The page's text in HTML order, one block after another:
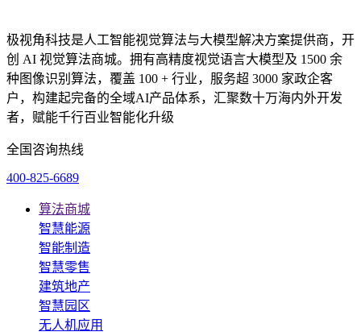
极视角科技是人工智能视觉算法与大模型解决方案提供商，开
创 AI 视觉算法商城。拥有高精度视觉语言大模型及 1500 余
种图像识别算法，覆盖 100 + 行业，服务超 3000 家政企客
户，构建起完备的全域AI产品体系，汇聚数十万海内外开发
者，赋能千行百业智能化升级
全国咨询热线
400-825-6689
算法商城
智慧能源
智能制造
智慧零售
建筑地产
智慧园区
无人机应用